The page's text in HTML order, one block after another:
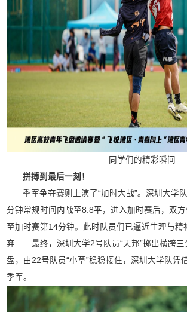
同学们的精彩瞬间
拼搏到最后一刻！
季军争夺赛则上演了“加时大战”。深圳大学
分钟常规时间内战至8:8平，进入加时赛后，双
至加时赛第14分钟。此时队员们已逼近生理与精
弃——最终，深圳大学2号队员“天邦”掷出横跨三
盘，由22号队员“小草”稳稳接住，深圳大学队凭
季军。